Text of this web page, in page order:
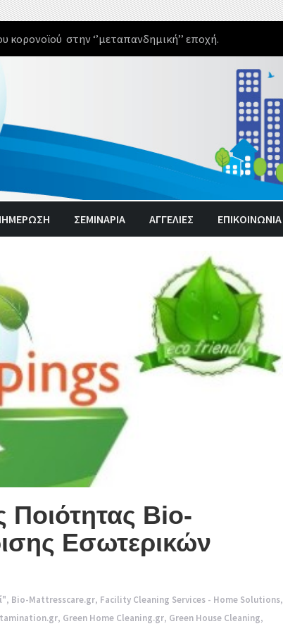
στην ‘’μεταπανδημική’’ εποχή.
ΣΕΜΙΝΑΡΙΑ ΑΓΓΕΛΊΕΣ ΕΠΙΚΟΙΝΩΝΙΑ
Ποιότητας Bio-
Εσωτερικών
, Bio-Mattresscare.gr, Facility Cleaning Services - Home Solutions,
, Green Home Cleaning.gr, Green House Cleaning,